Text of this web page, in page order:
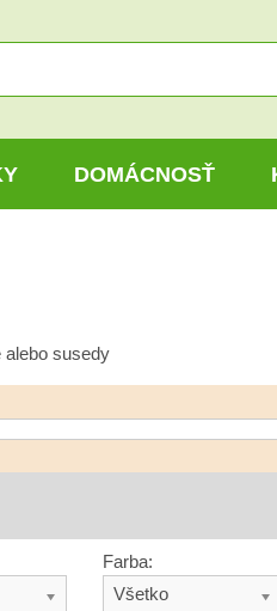
DOMÁCNOSŤ
alebo susedy
Farba:
Všetko